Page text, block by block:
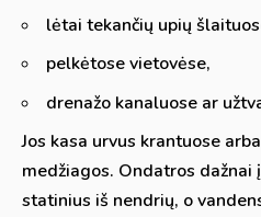
lėtai tekančių upių
pelkėtose vietovėse,
drenažo kanaluose ar
Jos kasa urvus krantuose
medžiagos. Ondatros
statinius iš nendrių, o